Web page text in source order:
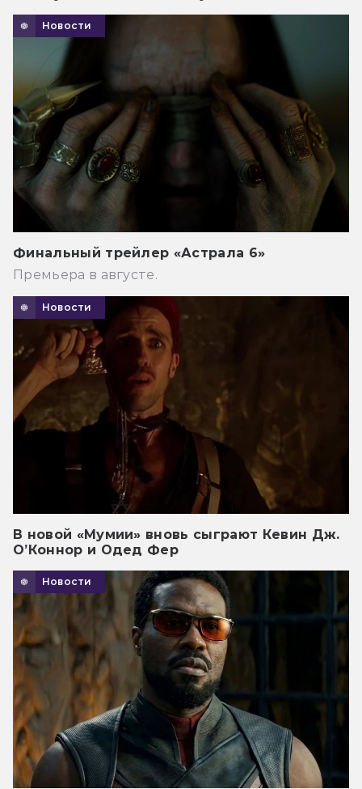
Новости
Финальный трейлер «Астрала 6»
Премьера в августе.
Новости
В новой «Мумии» вновь сыграют Кевин Дж.
О’Коннор и Одед Фер
Новости